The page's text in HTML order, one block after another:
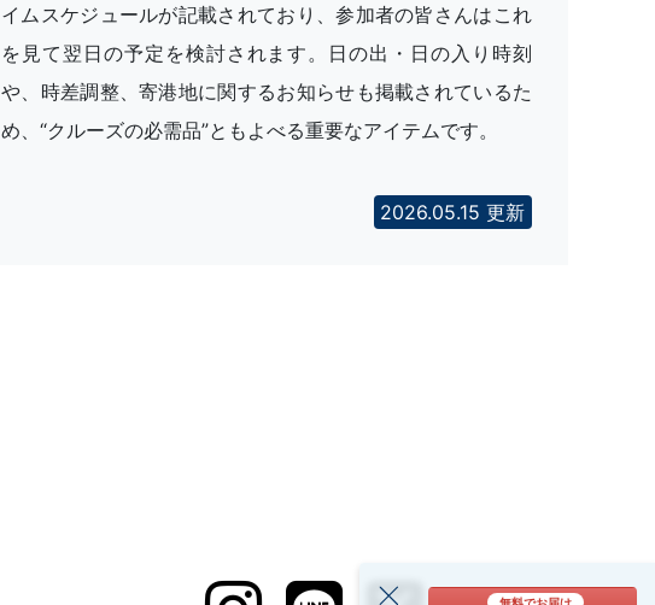
イムスケジュールが記載されており、参加者の皆さんはこれ
を見て翌日の予定を検討されます。日の出・日の入り時刻
や、時差調整、寄港地に関するお知らせも掲載されているた
め、“クルーズの必需品”ともよべる重要なアイテムです。
2026.05.15 更新